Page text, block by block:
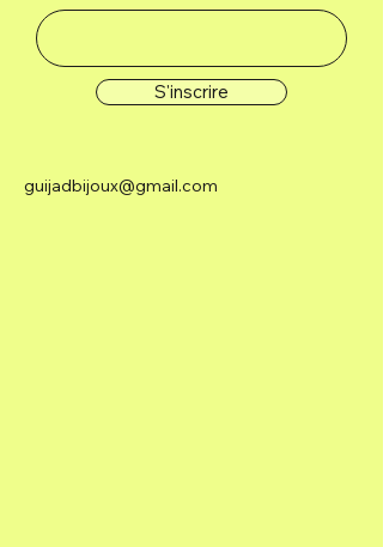
S'inscrire
guijadbijoux@gmail.com